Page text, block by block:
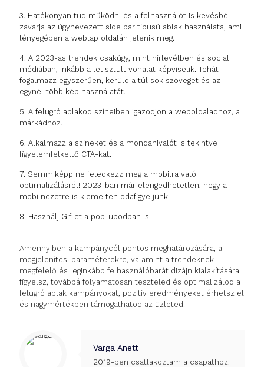
3. Hatékonyan tud működni és a felhasználót is kevésbé
zavarja az úgynevezett side bar típusú ablak használata, ami
lényegében a weblap oldalán jelenik meg.
4. A 2023-as trendek csakúgy, mint hírlevélben és social
médiában, inkább a letisztult vonalat képviselik. Tehát
fogalmazz egyszerűen, kerüld a túl sok szöveget és az
egynél több kép használatát.
5. A felugró ablakod színeiben igazodjon a weboldaladhoz, a
márkádhoz.
6. Alkalmazz a színeket és a mondanivalót is tekintve
figyelemfelkeltő CTA-kat.
7. Semmiképp ne feledkezz meg a mobilra való
optimalizálásról! 2023-ban már elengedhetetlen, hogy a
mobilnézetre is kiemelten odafigyeljünk.
8. Használj Gif-et a pop-upodban is!
Amennyiben a kampánycél pontos meghatározására, a
megjelenítési paraméterekre, valamint a trendeknek
megfelelő és leginkább felhasználóbarát dizájn kialakítására
figyelsz, továbbá folyamatosan teszteled és optimalizálod a
felugró ablak kampányokat, pozitív eredményeket érhetsz el
és nagymértékben támogathatod az üzleted!
Varga Anett
2019-ben csatlakoztam a csapathoz.